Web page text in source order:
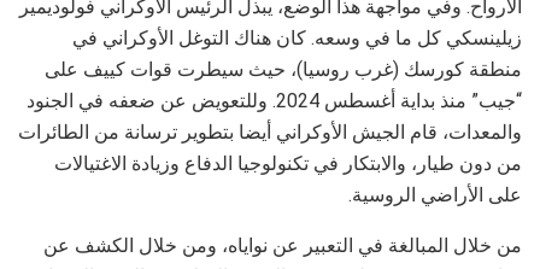
الأرواح. وفي مواجهة هذا الوضع، يبذل الرئيس الأوكراني فولوديمير
زيلينسكي كل ما في وسعه. كان هناك التوغل الأوكراني في
منطقة كورسك (غرب روسيا)، حيث سيطرت قوات كييف على
“جيب” منذ بداية أغسطس 2024. وللتعويض عن ضعفه في الجنود
والمعدات، قام الجيش الأوكراني أيضا بتطوير ترسانة من الطائرات
من دون طيار، والابتكار في تكنولوجيا الدفاع وزيادة الاغتيالات
على الأراضي الروسية.
من خلال المبالغة في التعبير عن نواياه، ومن خلال الكشف عن